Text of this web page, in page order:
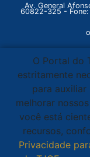
Av. General
60822-325 -
O Portal do
estritamente
para auxiliar
melhorar
você está
recursos,
Privacidade